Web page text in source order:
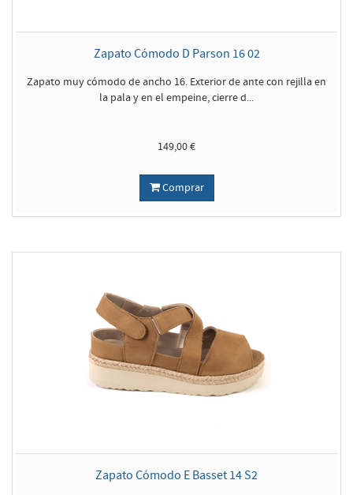
Zapato Cómodo D Parson 16 02
Zapato muy cómodo de ancho 16. Exterior de ante con rejilla en
la pala y en el empeine, cierre d...
149,00 €
Comprar
Zapato Cómodo E Basset 14 S2